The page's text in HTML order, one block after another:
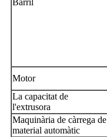
Barril
Motor
La capacitat de
l'extrusora
Maquinària de càrrega de
material automàtic